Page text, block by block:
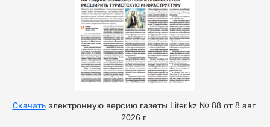
Скачатьэлектронную версию газеты Liter.kz № 88 от 8 авг.
2026 г.